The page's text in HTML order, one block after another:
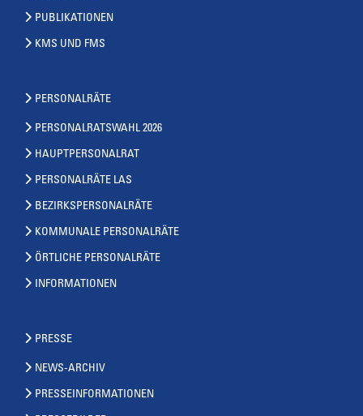
PUBLIKATIONEN
KMS UND FMS
PERSONALRÄTE
PERSONALRATSWAHL 2026
HAUPTPERSONALRAT
PERSONALRÄTE LAS
BEZIRKSPERSONALRÄTE
KOMMUNALE PERSONALRÄTE
ÖRTLICHE PERSONALRÄTE
INFORMATIONEN
PRESSE
NEWS-ARCHIV
PRESSEINFORMATIONEN